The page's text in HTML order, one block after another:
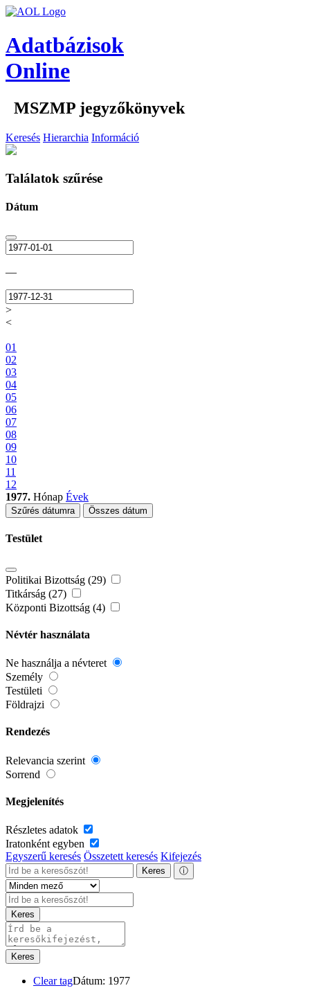
Adatbázisok
Online
MSZMP jegyzőkönyvek
Keresés Hierarchia Információ
Találatok szűrése
Dátum
—
>
<
01
02
03
04
05
06
07
08
09
10
11
12
1977. Hónap Évek
Szűrés dátumra Összes dátum
Testület
Politikai Bizottság (29)
Titkárság (27)
Központi Bizottság (4)
Névtér használata
Ne használja a névteret
Személy
Testületi
Földrajzi
Rendezés
Relevancia szerint
Sorrend
Megjelenítés
Részletes adatok
Iratonként egyben
Egyszerű keresés Összetett keresés Kifejezés
Keres ⓘ
Keres
Keres
Clear tagDátum: 1977